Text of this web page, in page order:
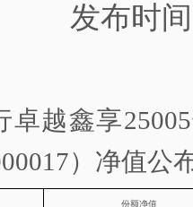
发布时
卓越鑫享
）净值公
份额净值